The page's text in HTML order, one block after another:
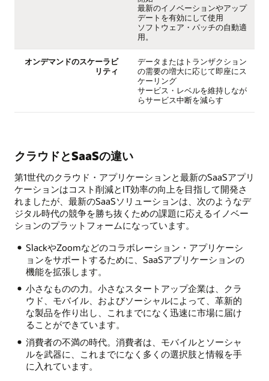
最新のイノベーションやアップ
デートを有効にして使用
ソフトウェア・パッチの自動適
用。
オンデマンドのスケーラビ
リティ
データまたはトランザクション
の需要の増大に応じて即座にス
ケーリング
サービス・レベルを維持しなが
らサービス中断を減らす
クラウドとSaaSの違い
第1世代のクラウド・アプリケーションと最新のSaaSアプリ
ケーションはコスト削減とIT効率の向上を目指して開発さ
れましたが、最新のSaaSソリューションは、次のようなデ
ジタル時代の競争を勝ち抜くための課題に応えるイノベー
ションのプラットフォームになっています。
SlackやZoomなどのコラボレーション・アプリケーシ
ョンをサポートするために、SaaSアプリケーションの
機能を拡張します。
小さなものの力。小さなスタートアップ企業は、クラ
ウド、モバイル、およびソーシャルによって、革新的
な製品を作り出し、これまでになく迅速に市場に届け
ることができています。
消費者の不満の時代。消費者は、モバイルとソーシャ
ルを武器に、これまでになく多くの選択肢と情報を手
に入れています。